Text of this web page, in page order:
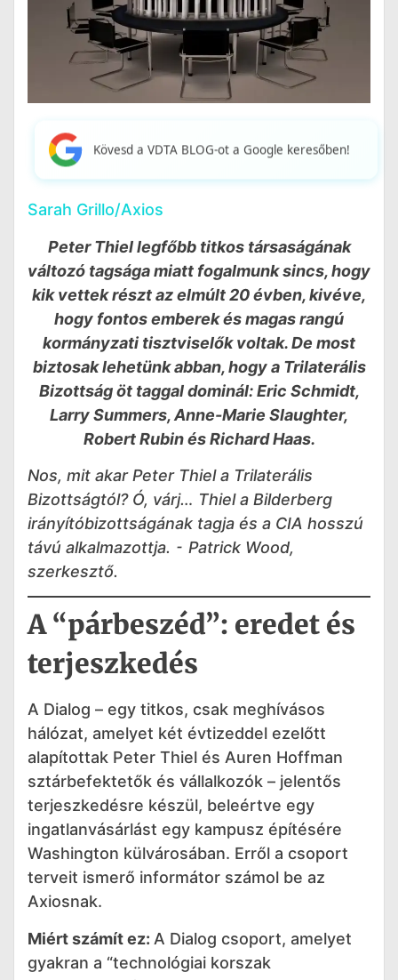
Kövesd a VDTA BLOG-ot a Google keresőben!
Sarah Grillo/Axios
Peter Thiel legfőbb titkos társaságának
változó tagsága miatt fogalmunk sincs, hogy
kik vettek részt az elmúlt 20 évben, kivéve,
hogy fontos emberek és magas rangú
kormányzati tisztviselők voltak. De most
biztosak lehetünk abban, hogy a Trilaterális
Bizottság öt taggal dominál: Eric Schmidt,
Larry Summers, Anne-Marie Slaughter,
Robert Rubin és Richard Haas.
Nos, mit akar Peter Thiel a Trilaterális
Bizottságtól? Ó, várj… Thiel a Bilderberg
irányítóbizottságának tagja és a CIA hosszú
távú alkalmazottja. ⁃ Patrick Wood,
szerkesztő.
A “párbeszéd”: eredet és
terjeszkedés
A Dialog – egy titkos, csak meghívásos
hálózat, amelyet két évtizeddel ezelőtt
alapítottak Peter Thiel és Auren Hoffman
sztárbefektetők és vállalkozók – jelentős
terjeszkedésre készül, beleértve egy
ingatlanvásárlást egy kampusz építésére
Washington külvárosában. Erről a csoport
terveit ismerő informátor számol be az
Axiosnak.
Miért számít ez: A Dialog csoport, amelyet
gyakran a “technológiai korszak